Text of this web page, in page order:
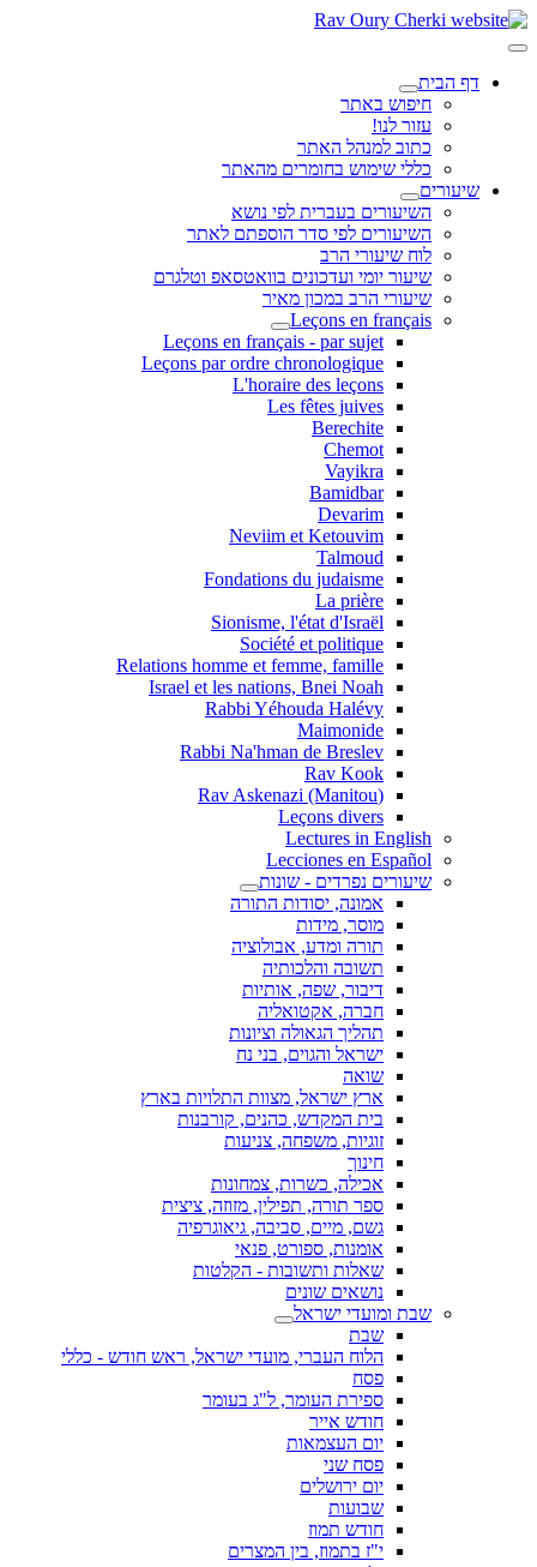
דף הבית
חיפוש באתר
עזור לנו!
כתוב למנהל האתר
כללי שימוש בחומרים מהאתר
שיעורים
השיעורים בעברית לפי נושא
השיעורים לפי סדר הוספתם לאתר
לוח שיעורי הרב
שיעור יומי ועדכונים בוואטסאפ וטלגרם
שיעורי הרב במכון מאיר
Leçons en français
Leçons en français - par sujet
Leçons par ordre chronologique
L'horaire des leçons
Les fêtes juives
Berechite
Chemot
Vayikra
Bamidbar
Devarim
Neviim et Ketouvim
Talmoud
Fondations du judaisme
La prière
Sionisme, l'état d'Israël
Société et politique
Relations homme et femme, famille
Israel et les nations, Bnei Noah
Rabbi Yéhouda Halévy
Maimonide
Rabbi Na'hman de Breslev
Rav Kook
(Rav Askenazi (Manitou
Leçons divers
Lectures in English
Lecciones en Español
שיעורים נפרדים - שונות
אמונה, יסודות התורה
מוסר, מידות
תורה ומדע, אבולוציה
תשובה והלכותיה
דיבור, שפה, אותיות
חברה, אקטואליה
תהליך הגאולה וציונות
ישראל והגוים, בני נח
שואה
ארץ ישראל, מצוות התלויות בארץ
בית המקדש, כהנים, קורבנות
זוגיות, משפחה, צניעות
חינוך
אכילה, כשרות, צמחונות
ספר תורה, תפילין, מזוזה, ציצית
גשם, מיים, סביבה, גיאוגרפיה
אומנות, ספורט, פנאי
שאלות ותשובות - הקלטות
נושאים שונים
שבת ומועדי ישראל
שבת
הלוח העברי, מועדי ישראל, ראש חודש - כללי
פסח
ספירת העומר, ל"ג בעומר
חודש אייר
יום העצמאות
פסח שני
יום ירושלים
שבועות
חודש תמוז
י"ז בתמוז, בין המצרים